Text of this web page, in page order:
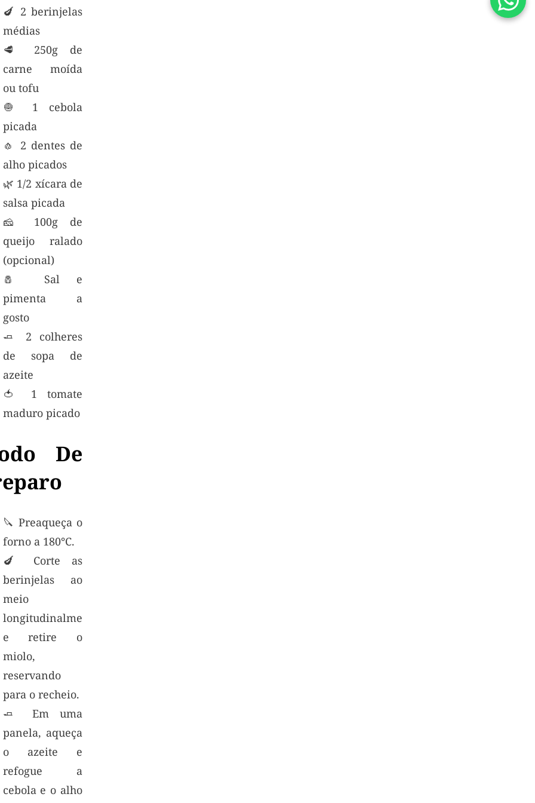
🍆 2 berinjelas
médias
🥩 250g de
carne moída
ou tofu
🧅 1 cebola
picada
🧄 2 dentes de
alho picados
🌿 1/2 xícara de
salsa picada
🧀 100g de
queijo ralado
(opcional)
🧂 Sal e
pimenta a
gosto
🧈 2 colheres
de sopa de
azeite
🍅 1 tomate
maduro picado
De
🔪 Preaqueça o
forno a 180°C.
🍆 Corte as
berinjelas ao
meio
longitudinalmente
e retire o
miolo,
reservando
para o recheio.
🧈 Em uma
panela, aqueça
o azeite e
refogue a
cebola e o alho